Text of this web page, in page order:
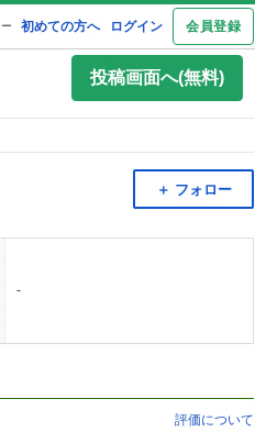
初めての方へ ログイン 会員登録
投稿画面へ(無料)
＋ フォロー
-
評価について